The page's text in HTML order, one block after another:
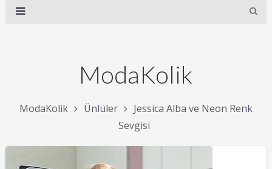
ModaKolik
ModaKolik Ünlüler
Jessica Alba ve Neon Renk
Sevgisi